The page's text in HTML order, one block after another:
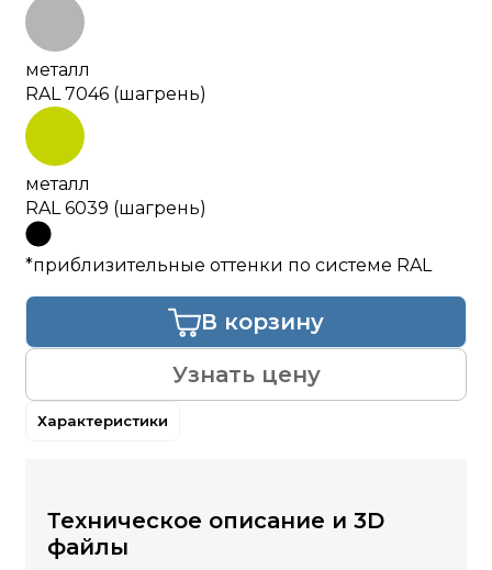
Характеристики
Техническое описание и 3D
файлы
металл
RAL 7046 (шагрень)
металл
RAL 6039 (шагрень)
*приблизительные оттенки по системе RAL
Узнать цену
В корзину